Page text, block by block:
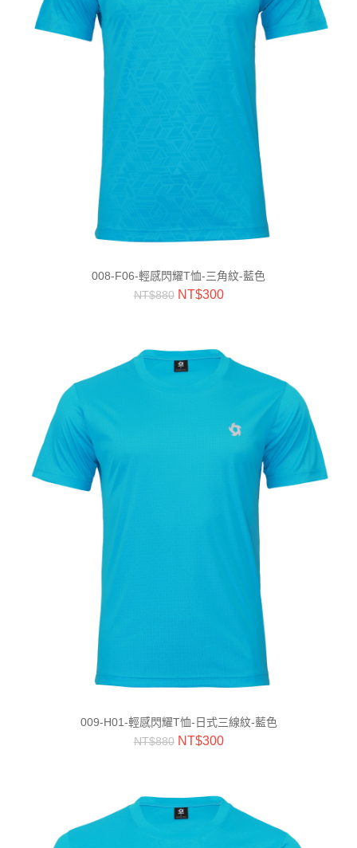
008-F06-輕感閃耀T恤-三角紋-藍色
NT$880 NT$300
009-H01-輕感閃耀T恤-日式三線紋-藍色
NT$880 NT$300